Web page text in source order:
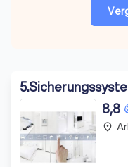
5.
8,8
place